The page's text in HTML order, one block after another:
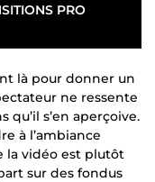
PRO
là pour donner un
ne ressente
qu’il s’en aperçoive.
à l’ambiance
la vidéo est plutôt
sur des fondus